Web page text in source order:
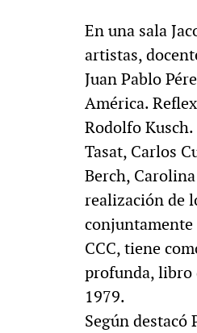
En una sala
artistas,
Juan Pablo
América.
Rodolfo
Tasat, Carlos
Berch,
realización de
conjuntamente
CCC, tiene
profunda, libro
1979.
Según